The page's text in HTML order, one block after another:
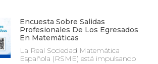
Encuesta Sobre Salidas
Profesionales De Los Egresados
En Matemáticas
La Real Sociedad Matemática
Española (RSME) está impulsando